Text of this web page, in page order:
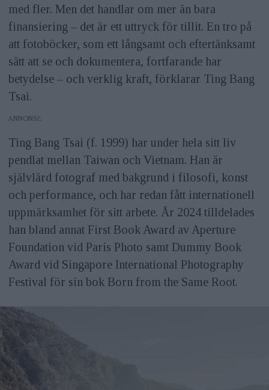
med fler. Men det handlar om mer än bara
finansiering – det är ett uttryck för tillit. En tro på
att fotoböcker, som ett långsamt och eftertänksamt
sätt att se och dokumentera, fortfarande har
betydelse – och verklig kraft, förklarar Ting Bang
Tsai.
ANNONS
Ting Bang Tsai (f. 1999) har under hela sitt liv
pendlat mellan Taiwan och Vietnam. Han är
självlärd fotograf med bakgrund i filosofi, konst
och performance, och har redan fått internationell
uppmärksamhet för sitt arbete. År 2024 tilldelades
han bland annat First Book Award av Aperture
Foundation vid Paris Photo samt Dummy Book
Award vid Singapore International Photography
Festival för sin bok Born from the Same Root.